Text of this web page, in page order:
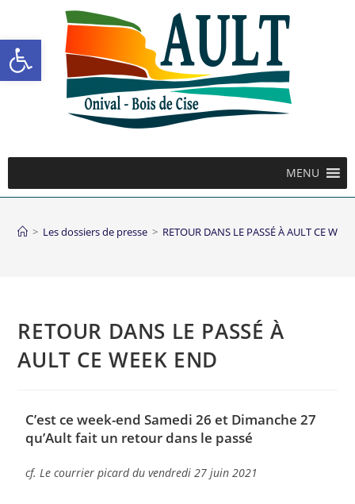
Ouvrir la barre d’outils
MENU
> Les dossiers de presse > RETOUR DANS LE PASSÉ À AULT CE
RETOUR DANS LE PASSÉ À
AULT CE WEEK END
C’est ce week-end Samedi 26 et Dimanche 27
qu’Ault fait un retour dans le passé
cf. Le courrier picard du vendredi 27 juin 2021